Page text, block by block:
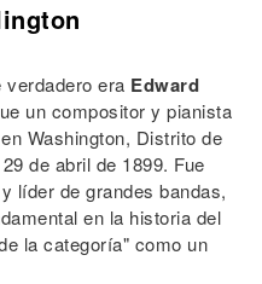
era Edward
un compositor y pianista
Washington, Distrito de
de abril de 1899. Fue
líder de grandes bandas,
en la historia del
la categoría" como un